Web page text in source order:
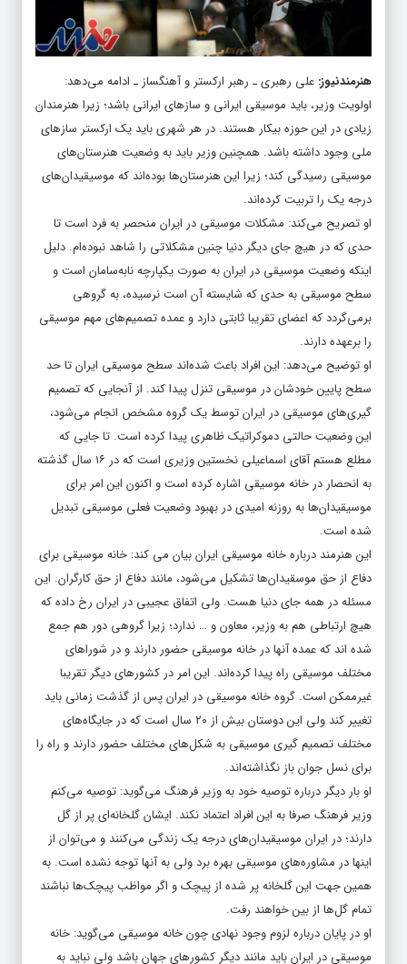
هنرمندنیوز: علی رهبری ـ رهبر ارکستر و آهنگساز ـ ادامه می‌دهد:
اولویت وزیر، باید موسیقی ایرانی و سازهای ایرانی باشد؛ زیرا هنرمندان
زیادی در این حوزه بیکار هستند. در هر شهری باید یک ارکستر سازهای
ملی وجود داشته باشد. همچنین وزیر باید به وضعیت هنرستان‌های
موسیقی رسیدگی کند؛ زیرا این هنرستان‌ها بوده‌اند که موسیقیدان‌های
درجه یک را تربیت کرده‌اند.
او تصریح می‌کند: مشکلات موسیقی در ایران منحصر به فرد است تا
حدی که در هیچ جای دیگر دنیا چنین مشکلاتی را شاهد نبوده‌ام. دلیل
اینکه وضعیت موسیقی در ایران به صورت یکپارچه نابه‌سامان است و
سطح موسیقی به حدی که شایسته آن است نرسیده، به گروهی
برمی‌گردد که اعضای تقریبا ثابتی دارد و عمده تصمیم‌های مهم موسیقی
را برعهده دارند.
او توضیح می‌دهد: این افراد باعث شده‌اند سطح موسیقی ایران تا حد
سطح پایین خودشان در موسیقی تنزل پیدا کند. از آنجایی که تصمیم
گیری‌های موسیقی در ایران توسط یک گروه مشخص انجام می‌شود،
این وضعیت حالتی دموکراتیک ظاهری پیدا کرده است. تا جایی که
مطلع هستم آقای اسماعیلی نخستین وزیری است که در ۱۶ سال گذشته
به انحصار در خانه موسیقی اشاره کرده است و اکنون این امر برای
موسیقیدان‌ها به روزنه امیدی در بهبود وضعیت فعلی موسیقی تبدیل
شده است.
این هنرمند درباره خانه موسیقی ایران بیان می کند: خانه موسیقی برای
دفاع از حق موسقیدان‌ها تشکیل می‌شود، مانند دفاع از حق کارگران. این
مسئله در همه جای دنیا هست. ولی اتفاق عجیبی در ایران رخ داده که
هیچ ارتباطی هم به وزیر، معاون و … ندارد؛ زیرا گروهی دور هم جمع
شده اند که عمده آنها در خانه موسیقی حضور دارند و در شوراهای
مختلف موسیقی راه پیدا کرده‌اند. این امر در کشورهای دیگر تقریبا
غیرممکن است. گروه خانه موسیقی در ایران پس از گذشت زمانی باید
تغییر کند ولی این دوستان بیش از ۲۰ سال است که در جایگاه‌های
مختلف تصمیم گیری موسیقی به شکل‌های مختلف حضور دارند و راه را
برای نسل جوان باز نگذاشته‌اند.
او بار دیگر درباره توصیه خود به وزیر فرهنگ می‌گوید: توصیه می‌کنم
وزیر فرهنگ صرفا به این افراد اعتماد نکند. ایشان گلخانه‌ای پر از گل
دارند؛ در ایران موسیقیدان‌های درجه یک زندگی می‌کنند و می‌توان از
اینها در مشاوره‌های موسیقی بهره برد ولی به آنها توجه نشده است. به
همین جهت این گلخانه پر شده از پیچک و اگر مواظب پیچک‌ها نباشند
تمام گل‌ها از بین خواهند رفت.
او در پایان درباره لزوم وجود نهادی چون خانه موسیقی می‌گوید: خانه
موسیقی در ایران باید مانند دیگر کشورهای جهان باشد ولی نباید به